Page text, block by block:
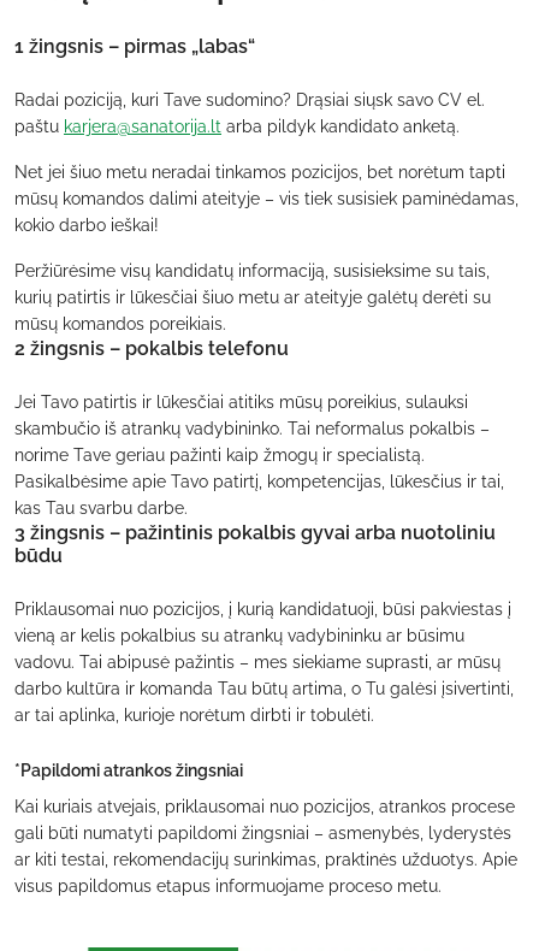
1 žingsnis – pirmas „labas“
Radai poziciją, kuri Tave sudomino? Drąsiai siųsk savo CV el.
paštu karjera@sanatorija.lt arba pildyk kandidato anketą.
Net jei šiuo metu neradai tinkamos pozicijos, bet norėtum tapti
mūsų komandos dalimi ateityje – vis tiek susisiek paminėdamas,
kokio darbo ieškai!
Peržiūrėsime visų kandidatų informaciją, susisieksime su tais,
kurių patirtis ir lūkesčiai šiuo metu ar ateityje galėtų derėti su
mūsų komandos poreikiais.
2 žingsnis – pokalbis telefonu
Jei Tavo patirtis ir lūkesčiai atitiks mūsų poreikius, sulauksi
skambučio iš atrankų vadybininko. Tai neformalus pokalbis –
norime Tave geriau pažinti kaip žmogų ir specialistą.
Pasikalbėsime apie Tavo patirtį, kompetencijas, lūkesčius ir tai,
kas Tau svarbu darbe.
3 žingsnis – pažintinis pokalbis gyvai arba nuotoliniu
būdu
Priklausomai nuo pozicijos, į kurią kandidatuoji, būsi pakviestas į
vieną ar kelis pokalbius su atrankų vadybininku ar būsimu
vadovu. Tai abipusė pažintis – mes siekiame suprasti, ar mūsų
darbo kultūra ir komanda Tau būtų artima, o Tu galėsi įsivertinti,
ar tai aplinka, kurioje norėtum dirbti ir tobulėti.
*Papildomi atrankos žingsniai
Kai kuriais atvejais, priklausomai nuo pozicijos, atrankos procese
gali būti numatyti papildomi žingsniai – asmenybės, lyderystės
ar kiti testai, rekomendacijų surinkimas, praktinės užduotys. Apie
visus papildomus etapus informuojame proceso metu.